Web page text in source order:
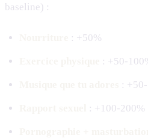
baseline) :
: +50%
: +50-
:
: +100-200%